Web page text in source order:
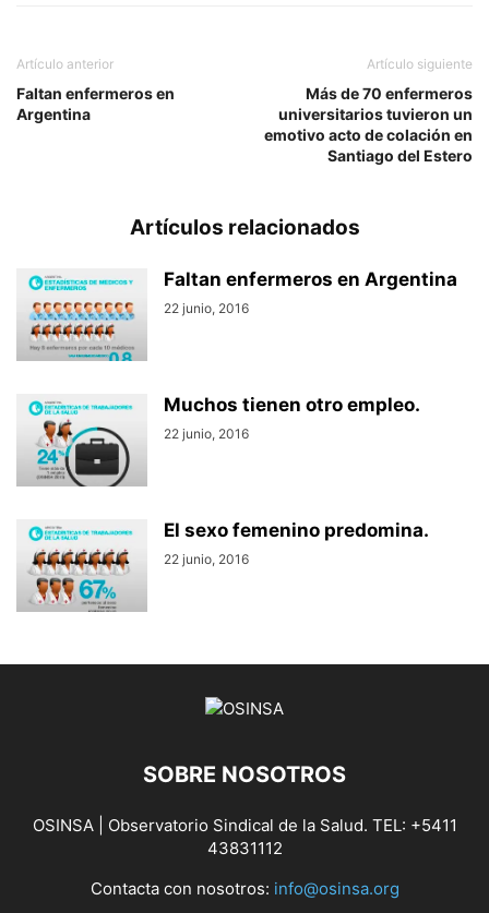
Artículo anterior
Faltan enfermeros en
Argentina
Artículo siguiente
Más de 70 enfermeros
universitarios tuvieron un
emotivo acto de colación en
Santiago del Estero
Artículos relacionados
Faltan enfermeros en Argentina
22 junio, 2016
Muchos tienen otro empleo.
22 junio, 2016
El sexo femenino predomina.
22 junio, 2016
SOBRE NOSOTROS
OSINSA | Observatorio Sindical de la Salud. TEL: +5411
43831112
Contacta con nosotros: info@osinsa.org